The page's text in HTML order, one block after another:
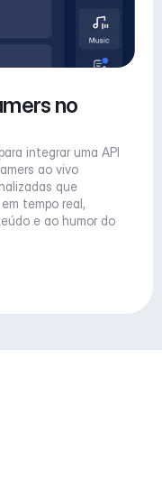
no
integrar uma API
ao vivo
que
tempo real,
e ao humor do